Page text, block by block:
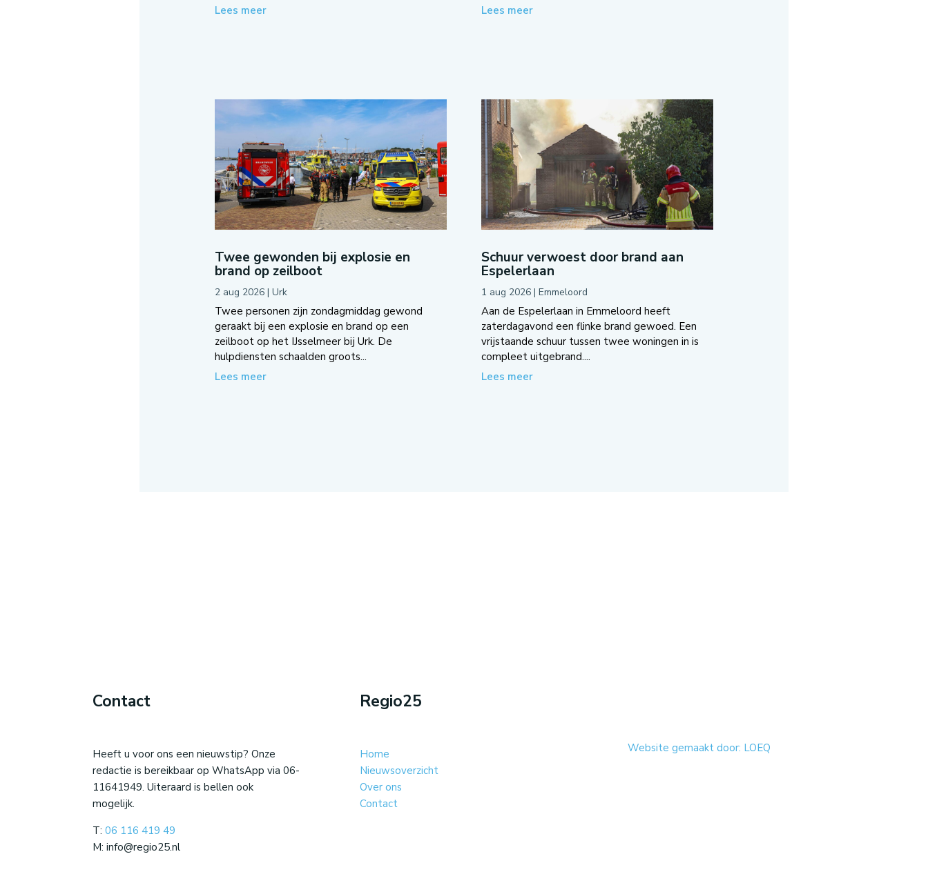
Lees meer
Lees meer
Twee gewonden bij explosie en
brand op zeilboot
2 aug 2026| Urk
Twee personen zijn zondagmiddag gewond
geraakt bij een explosie en brand op een
zeilboot op het IJsselmeer bij Urk. De
hulpdiensten schaalden groots...
Lees meer
Schuur verwoest door brand aan
Espelerlaan
1 aug 2026| Emmeloord
Aan de Espelerlaan in Emmeloord heeft
zaterdagavond een flinke brand gewoed. Een
vrijstaande schuur tussen twee woningen in is
compleet uitgebrand....
Lees meer
Contact
Heeft u voor ons een nieuwstip? Onze
redactie is bereikbaar op WhatsApp via 06-
11641949. Uiteraard is bellen ook
mogelijk.
T:06 116 419 49
M: info@regio25.nl
Regio25
Home
Nieuwsoverzicht
Over ons
Contact
Website gemaakt door: LOEQ